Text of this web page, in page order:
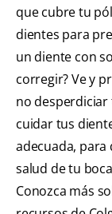
que cubre tu
dientes para
un diente con
corregir? Ve y
no desperdiciar
cuidar tus
adecuada,
salud de tu
Conozca más